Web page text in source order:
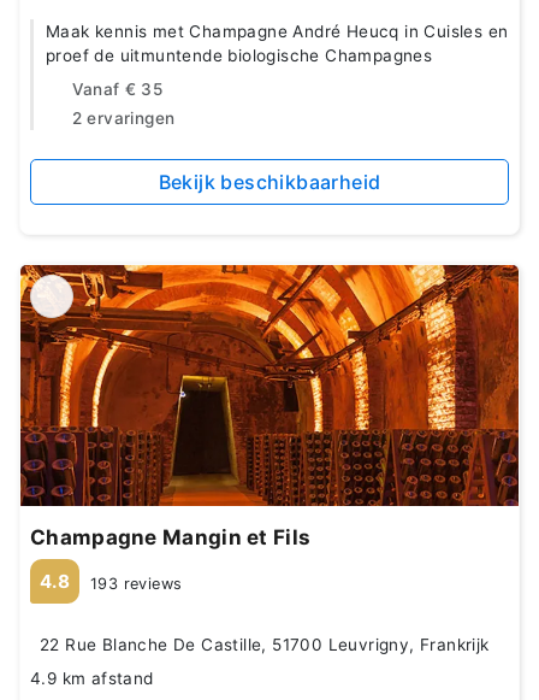
Maak kennis met Champagne André Heucq in Cuisles en
proef de uitmuntende biologische Champagnes
Vanaf € 35
2 ervaringen
Bekijk beschikbaarheid
Champagne Mangin et Fils
4.8 193 reviews
22 Rue Blanche De Castille, 51700 Leuvrigny, Frankrijk
4.9 km afstand